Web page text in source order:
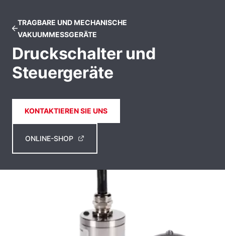
TRAGBARE UND MECHANISCHE
VAKUUMMESSGERÄTE
Druckschalter und
Steuergeräte
KONTAKTIEREN SIE UNS
ONLINE-SHOP